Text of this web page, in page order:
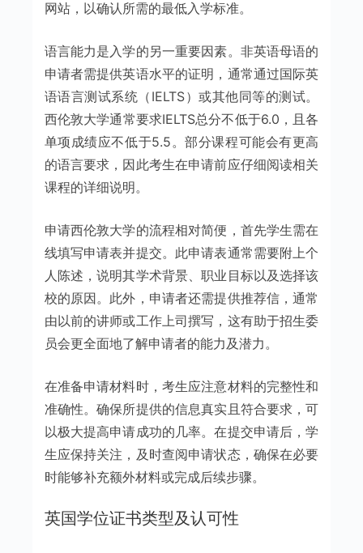
网站，以确认所需的最低入学标准。
语言能力是入学的另一重要因素。非英语母语的
申请者需提供英语水平的证明，通常通过国际英
语语言测试系统（IELTS）或其他同等的测试。
西伦敦大学通常要求IELTS总分不低于6.0，且各
单项成绩应不低于5.5。部分课程可能会有更高
的语言要求，因此考生在申请前应仔细阅读相关
课程的详细说明。
申请西伦敦大学的流程相对简便，首先学生需在
线填写申请表并提交。此申请表通常需要附上个
人陈述，说明其学术背景、职业目标以及选择该
校的原因。此外，申请者还需提供推荐信，通常
由以前的讲师或工作上司撰写，这有助于招生委
员会更全面地了解申请者的能力及潜力。
在准备申请材料时，考生应注意材料的完整性和
准确性。确保所提供的信息真实且符合要求，可
以极大提高申请成功的几率。在提交申请后，学
生应保持关注，及时查阅申请状态，确保在必要
时能够补充额外材料或完成后续步骤。
英国学位证书类型及认可性